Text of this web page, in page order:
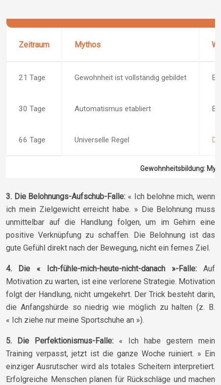
Gewohnheitsbildung:
Zeitraum Mythos
21 Tage Gewohnheit ist vollständig gebildet
30 Tage Automatismus etabliert
66 Tage Universelle Regel
3. Die Belohnungs-Aufschub-Falle: « Ich belohne mich, wenn
ich mein Zielgewicht erreicht habe. » Die Belohnung muss
unmittelbar auf die Handlung folgen, um im Gehirn eine
positive Verknüpfung zu schaffen. Die Belohnung ist das
gute Gefühl direkt nach der Bewegung, nicht ein fernes Ziel.
4. Die « Ich-fühle-mich-heute-nicht-danach »-Falle: Auf
Motivation zu warten, ist eine verlorene Strategie. Motivation
folgt der Handlung, nicht umgekehrt. Der Trick besteht darin,
die Anfangshürde so niedrig wie möglich zu halten (z. B.
« Ich ziehe nur meine Sportschuhe an »).
5. Die Perfektionismus-Falle: « Ich habe gestern mein
Training verpasst, jetzt ist die ganze Woche ruiniert. » Ein
einziger Ausrutscher wird als totales Scheitern interpretiert.
Erfolgreiche Menschen planen für Rückschläge und machen